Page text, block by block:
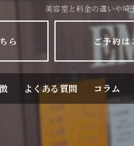
美容室と料金の違いや埼
ら ご予約は
よくある質問 コラム